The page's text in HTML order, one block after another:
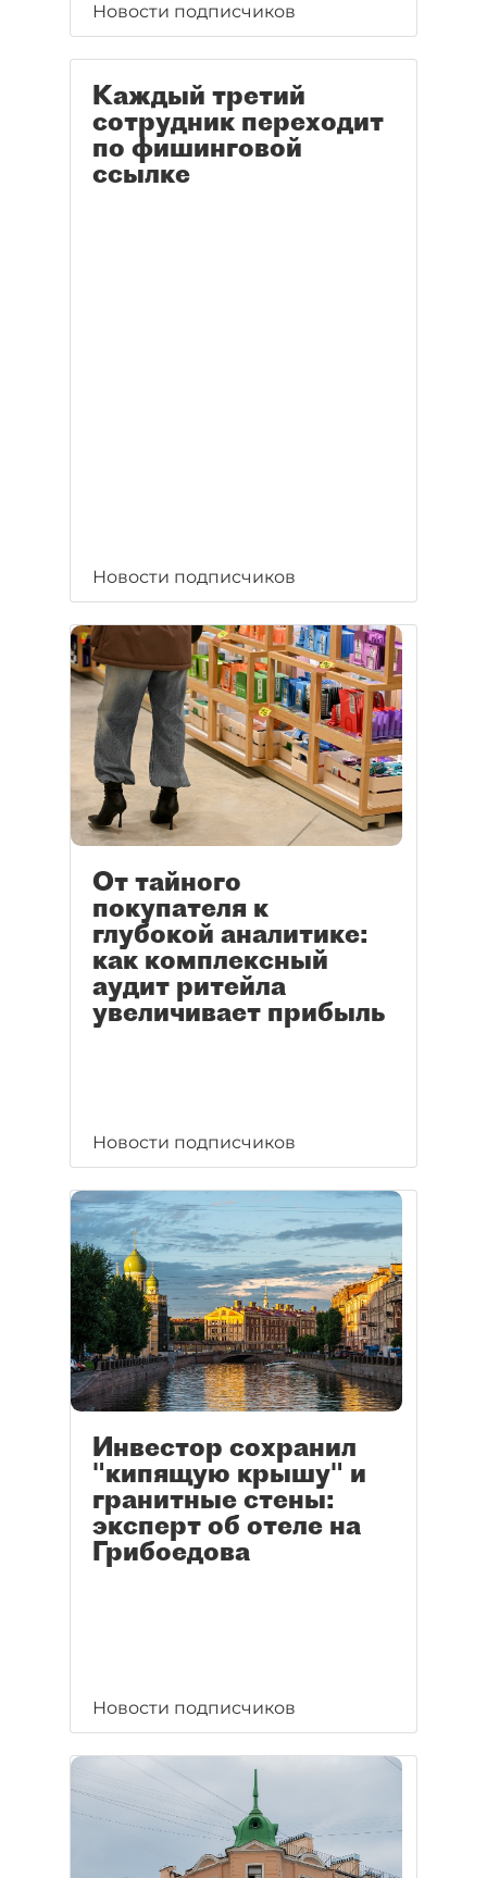
Новости подписчиков
Каждый третий
сотрудник переходит
по фишинговой
ссылке
Новости подписчиков
От тайного
покупателя к
глубокой аналитике:
как комплексный
аудит ритейла
увеличивает прибыль
Новости подписчиков
Инвестор сохранил
"кипящую крышу" и
гранитные стены:
эксперт об отеле на
Грибоедова
Новости подписчиков